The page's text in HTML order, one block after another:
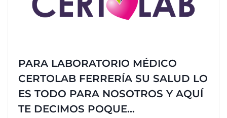
PARA LABORATORIO MÉDICO
CERTOLAB FERRERÍA SU SALUD LO
ES TODO PARA NOSOTROS Y AQUÍ
TE DECIMOS POQUE...